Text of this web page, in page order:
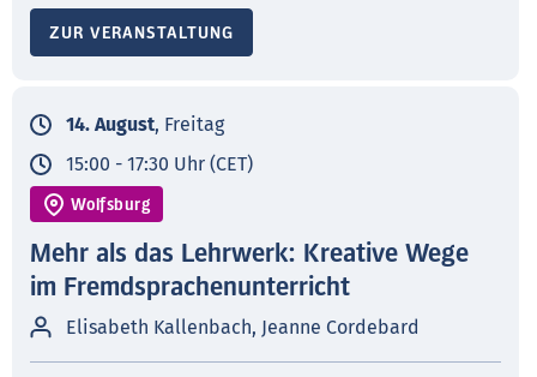
ZUR VERANSTALTUNG
14. August, Freitag
15:00 - 17:30 Uhr (CET)
Wolfsburg
Mehr als das Lehrwerk: Kreative Wege
im Fremdsprachenunterricht
Elisabeth Kallenbach, Jeanne Cordebard